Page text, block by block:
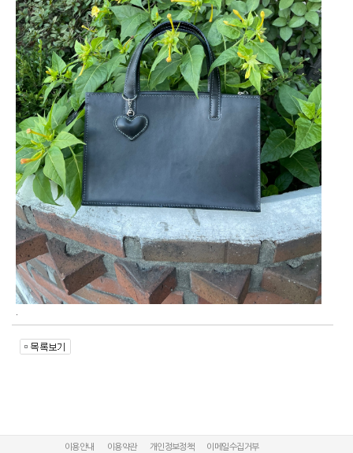
이용안내 이용약관 개인정보정책 이메일수집거부